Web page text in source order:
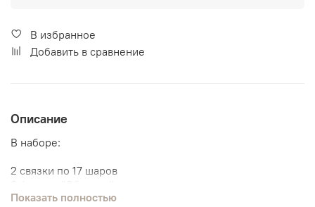
В избранное
Добавить в сравнение
Описание
В наборе:
2 связки по 17 шаров
4 сердца
Показать полностью